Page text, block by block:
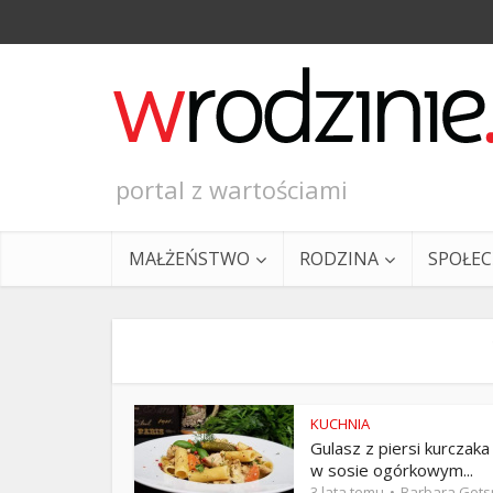
portal z wartościami
MAŁŻEŃSTWO RODZINA
KUCHNIA
Gulasz z piersi kurczaka
w sosie ogórkowym...